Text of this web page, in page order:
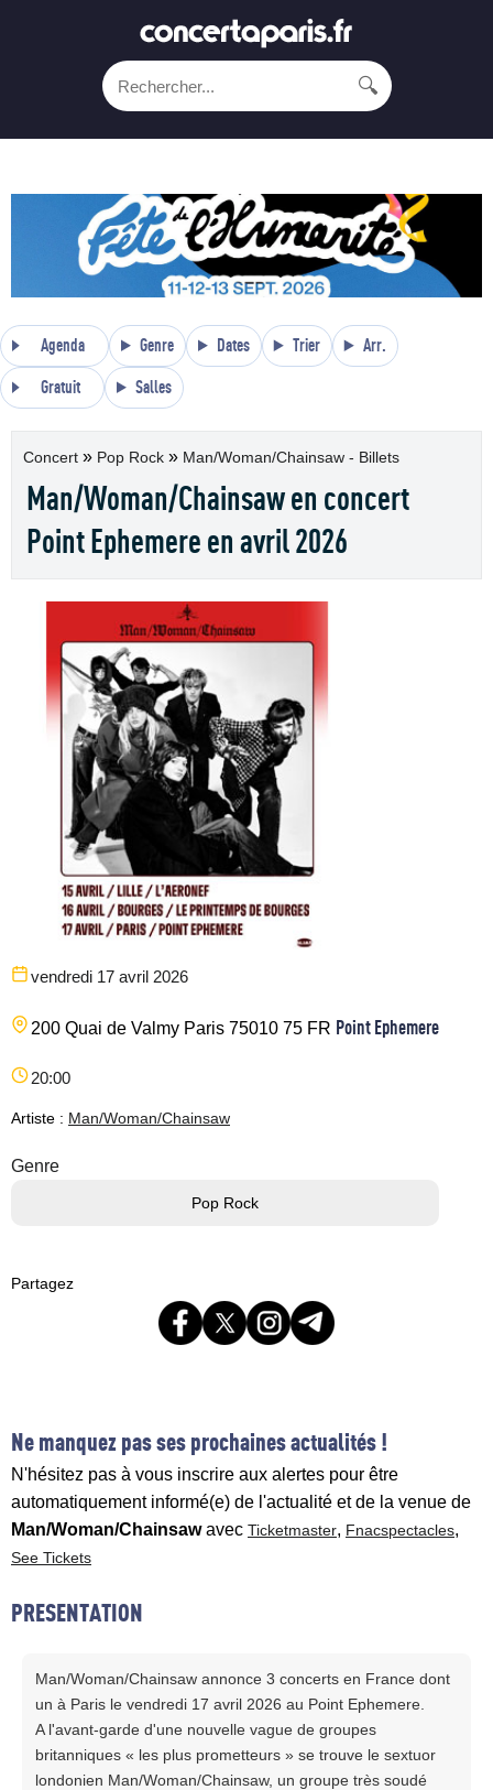
🔍
Agenda Genre Dates Trier Arr.
Gratuit Salles
Concert » Pop Rock » Man/Woman/Chainsaw - Billets
Man/Woman/Chainsaw en concert
Point Ephemere en avril 2026
vendredi 17 avril 2026
200 Quai de Valmy Paris 75010 75 FR Point Ephemere
20:00
Artiste : Man/Woman/Chainsaw
Genre
Pop Rock
Partagez
Ne manquez pas ses prochaines actualités !
N'hésitez pas à vous inscrire aux alertes pour être
automatiquement informé(e) de l'actualité et de la venue de
Man/Woman/Chainsawavec Ticketmaster, Fnacspectacles,
See Tickets
PRESENTATION
Man/Woman/Chainsaw annonce 3 concerts en France dont
un à Paris le vendredi 17 avril 2026 au Point Ephemere.
A l'avant-garde d'une nouvelle vague de groupes
britanniques « les plus prometteurs » se trouve le sextuor
londonien Man/Woman/Chainsaw, un groupe très soudé